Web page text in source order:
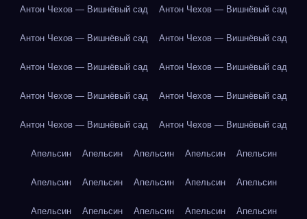
Антон Чехов — Вишнёвый сад Антон Чехов — Вишнёвый сад
Антон Чехов — Вишнёвый сад Антон Чехов — Вишнёвый сад
Антон Чехов — Вишнёвый сад Антон Чехов — Вишнёвый сад
Антон Чехов — Вишнёвый сад Антон Чехов — Вишнёвый сад
Антон Чехов — Вишнёвый сад Антон Чехов — Вишнёвый сад
Апельсин Апельсин Апельсин Апельсин Апельсин
Апельсин Апельсин Апельсин Апельсин Апельсин
Апельсин Апельсин Апельсин Апельсин Апельсин